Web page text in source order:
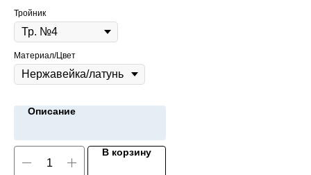
Тройник
Материал/Цвет
Описание
В корзину